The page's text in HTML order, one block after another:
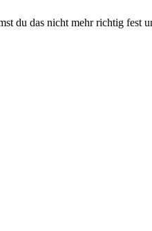
du das nicht mehr richtig fest